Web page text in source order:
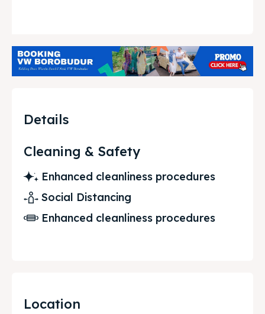
Details
Cleaning & Safety
Enhanced cleanliness procedures
Social Distancing
Enhanced cleanliness procedures
Location